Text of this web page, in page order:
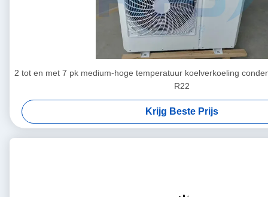
2 tot en met 7 pk medium-hoge temperatuur koelverkoeling
R22
Krijg Beste Prijs